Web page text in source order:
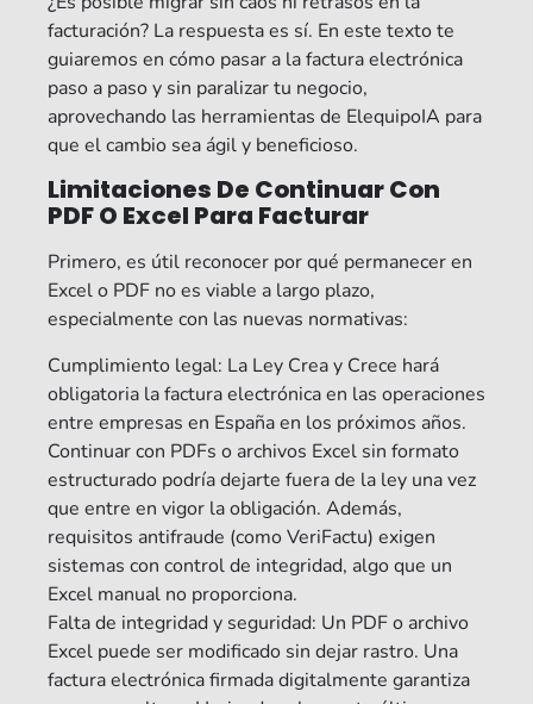
facturación? La respuesta es sí. En este texto te
guiaremos en cómo pasar a la factura electrónica
paso a paso y sin paralizar tu negocio,
aprovechando las herramientas de ElequipoIA para
que el cambio sea ágil y beneficioso.
Limitaciones De Continuar Con
PDF O Excel Para Facturar
Primero, es útil reconocer por qué permanecer en
Excel o PDF no es viable a largo plazo,
especialmente con las nuevas normativas:
Cumplimiento legal: La Ley Crea y Crece hará
obligatoria la factura electrónica en las operaciones
entre empresas en España en los próximos años.
Continuar con PDFs o archivos Excel sin formato
estructurado podría dejarte fuera de la ley una vez
que entre en vigor la obligación. Además,
requisitos antifraude (como VeriFactu) exigen
sistemas con control de integridad, algo que un
Excel manual no proporciona.
Falta de integridad y seguridad: Un PDF o archivo
Excel puede ser modificado sin dejar rastro. Una
factura electrónica firmada digitalmente garantiza